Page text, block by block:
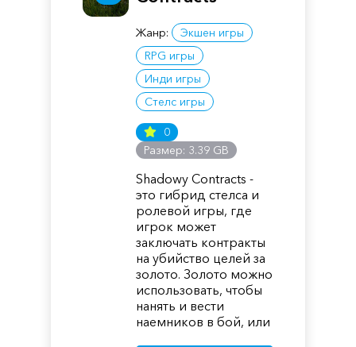
Жанр:
Экшен игры
RPG игры
Инди игры
Стелс игры
0
Размер: 3.39 GB
Shadowy Contracts -
это гибрид стелса и
ролевой игры, где
игрок может
заключать контракты
на убийство целей за
золото. Золото можно
использовать, чтобы
нанять и вести
наемников в бой, или